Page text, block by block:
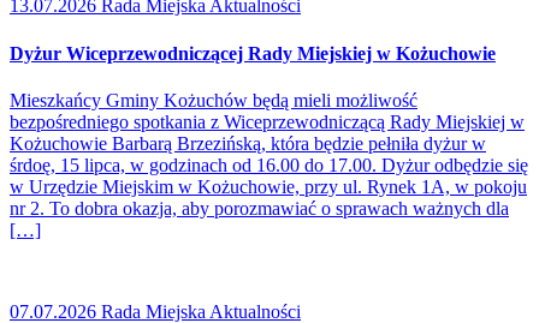
13.07.2026 Rada Miejska Aktualności
Dyżur Wiceprzewodniczącej Rady Miejskiej w Kożuchowie
Mieszkańcy Gminy Kożuchów będą mieli możliwość
bezpośredniego spotkania z Wiceprzewodniczącą Rady Miejskiej w
Kożuchowie Barbarą Brzezińską, która będzie pełniła dyżur w
śrdoę, 15 lipca, w godzinach od 16.00 do 17.00. Dyżur odbędzie się
w Urzędzie Miejskim w Kożuchowie, przy ul. Rynek 1A, w pokoju
nr 2. To dobra okazja, aby porozmawiać o sprawach ważnych dla
[…]
07.07.2026 Rada Miejska Aktualności